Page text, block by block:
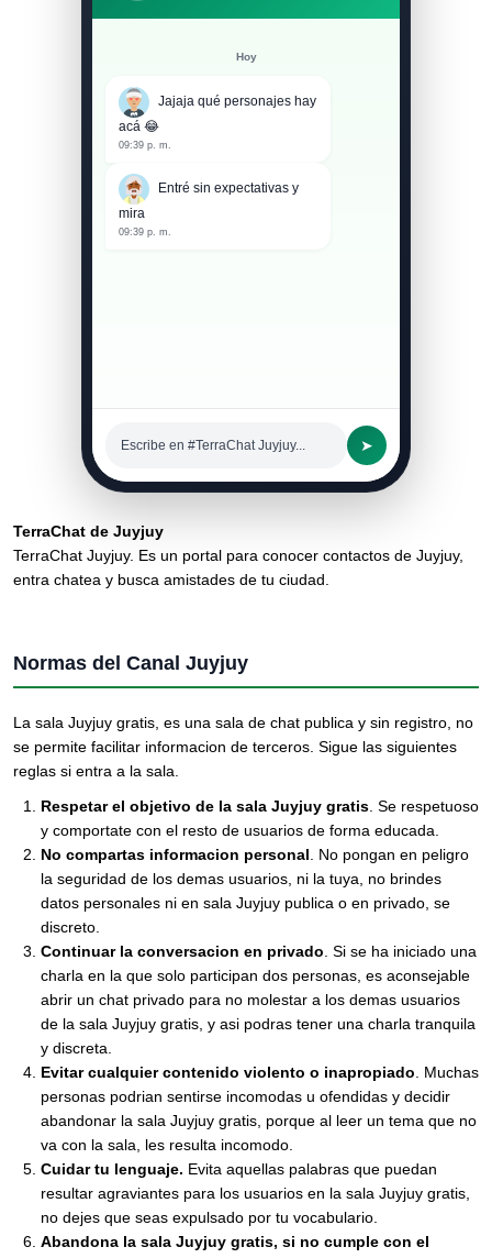
Hoy
Jajaja qué personajes hay
acá 😂
09:39 p. m.
Entré sin expectativas y
mira
09:39 p. m.
Escribe en #TerraChat Juyjuy... ➤
TerraChat de Juyjuy
TerraChat Juyjuy. Es un portal para conocer contactos de Juyjuy,
entra chatea y busca amistades de tu ciudad.
Normas del Canal Juyjuy
La sala Juyjuy gratis, es una sala de chat publica y sin registro, no
se permite facilitar informacion de terceros. Sigue las siguientes
reglas si entra a la sala.
Respetar el objetivo de la sala Juyjuy gratis . Se respetuoso
y comportate con el resto de usuarios de forma educada.
No compartas informacion personal . No pongan en peligro
la seguridad de los demas usuarios, ni la tuya, no brindes
datos personales ni en sala Juyjuy publica o en privado, se
discreto.
Continuar la conversacion en privado . Si se ha iniciado una
charla en la que solo participan dos personas, es aconsejable
abrir un chat privado para no molestar a los demas usuarios
de la sala Juyjuy gratis, y asi podras tener una charla tranquila
y discreta.
Evitar cualquier contenido violento o inapropiado . Muchas
personas podrian sentirse incomodas u ofendidas y decidir
abandonar la sala Juyjuy gratis, porque al leer un tema que no
va con la sala, les resulta incomodo.
Cuidar tu lenguaje. Evita aquellas palabras que puedan
resultar agraviantes para los usuarios en la sala Juyjuy gratis,
no dejes que seas expulsado por tu vocabulario.
Abandona la sala Juyjuy gratis, si no cumple con el